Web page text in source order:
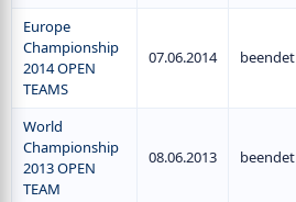
Europe
Championship
2014 OPEN
TEAMS
07.06.2014 beendet
World
Championship
2013 OPEN
TEAM
08.06.2013 beendet